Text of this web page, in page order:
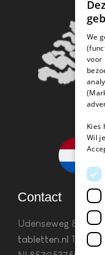
Contact
Udenseweg 8B
tabletten.nl Tel.
We
voor
Kies
Wil